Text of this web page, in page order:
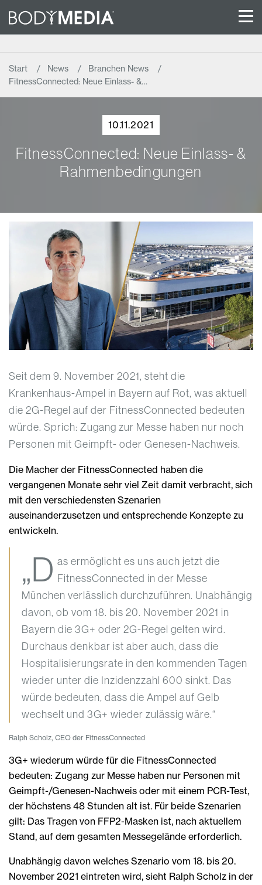
Start News
Branchen News
FitnessConnected: Neue Einlass- &…
10.11.2021
FitnessConnected: Neue Einlass- &
Rahmenbedingungen
Seit dem 9. November 2021, steht die
Krankenhaus-Ampel in Bayern auf Rot, was aktuell
die 2G-Regel auf der FitnessConnected bedeuten
würde. Sprich: Zugang zur Messe haben nur noch
Personen mit Geimpft- oder Genesen-Nachweis.
Die Macher der FitnessConnected haben die
vergangenen Monate sehr viel Zeit damit verbracht, sich
mit den verschiedensten Szenarien
auseinanderzusetzen und entsprechende Konzepte zu
entwickeln.
„D as ermöglicht es uns auch jetzt die
FitnessConnected in der Messe
München verlässlich durchzuführen. Unabhängig
davon, ob vom 18. bis 20. November 2021 in
Bayern die 3G+ oder 2G-Regel gelten wird.
Durchaus denkbar ist aber auch, dass die
Hospitalisierungsrate in den kommenden Tagen
wieder unter die Inzidenzzahl 600 sinkt. Das
würde bedeuten, dass die Ampel auf Gelb
wechselt und 3G+ wieder zulässig wäre.“
Ralph Scholz, CEO der FitnessConnected
3G+ wiederum würde für die FitnessConnected
bedeuten: Zugang zur Messe haben nur Personen mit
Geimpft-/Genesen-Nachweis oder mit einem PCR-Test,
der höchstens 48 Stunden alt ist. Für beide Szenarien
gilt: Das Tragen von FFP2-Masken ist, nach aktuellem
Stand, auf dem gesamten Messegelände erforderlich.
Unabhängig davon welches Szenario vom 18. bis 20.
November 2021 eintreten wird, sieht Ralph Scholz in der